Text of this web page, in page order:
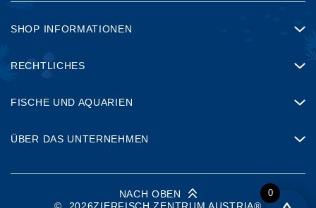
SHOP INFORMATIONEN
RECHTLICHES
FISCHE UND AQUARIEN
ÜBER DAS UNTERNEHMEN
NACH OBEN 0